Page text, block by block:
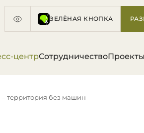
ЗЕЛЁНАЯ КНОПКА
центрСотрудничествоПроекты
– территория без машин